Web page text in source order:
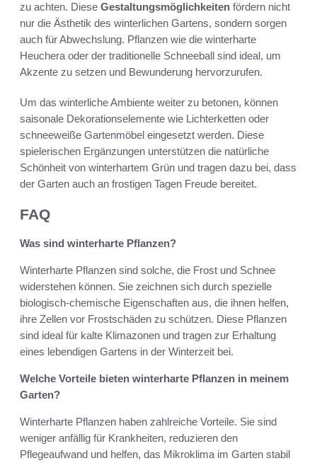
zu achten. Diese Gestaltungsmöglichkeiten fördern nicht
nur die Ästhetik des winterlichen Gartens, sondern sorgen
auch für Abwechslung. Pflanzen wie die winterharte
Heuchera oder der traditionelle Schneeball sind ideal, um
Akzente zu setzen und Bewunderung hervorzurufen.
Um das winterliche Ambiente weiter zu betonen, können
saisonale Dekorationselemente wie Lichterketten oder
schneeweiße Gartenmöbel eingesetzt werden. Diese
spielerischen Ergänzungen unterstützen die natürliche
Schönheit von winterhartem Grün und tragen dazu bei, dass
der Garten auch an frostigen Tagen Freude bereitet.
FAQ
Was sind winterharte Pflanzen?
Winterharte Pflanzen sind solche, die Frost und Schnee
widerstehen können. Sie zeichnen sich durch spezielle
biologisch-chemische Eigenschaften aus, die ihnen helfen,
ihre Zellen vor Frostschäden zu schützen. Diese Pflanzen
sind ideal für kalte Klimazonen und tragen zur Erhaltung
eines lebendigen Gartens in der Winterzeit bei.
Welche Vorteile bieten winterharte Pflanzen in meinem
Garten?
Winterharte Pflanzen haben zahlreiche Vorteile. Sie sind
weniger anfällig für Krankheiten, reduzieren den
Pflegeaufwand und helfen, das Mikroklima im Garten stabil